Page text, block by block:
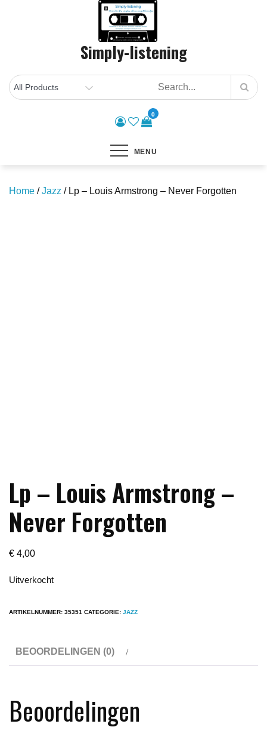
Simply-listening
0
MENU
Home /Jazz / Lp – Louis Armstrong – Never Forgotten
Lp – Louis Armstrong –
Never Forgotten
€ 4,00
Uitverkocht
ARTIKELNUMMER: 35351 CATEGORIE: JAZZ
BEOORDELINGEN (0)
Beoordelingen